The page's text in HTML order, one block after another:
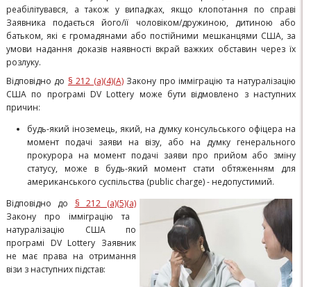
реабілітувався, а також у випадках, якщо клопотання по справі
Заявника подається його/її чоловіком/дружиною, дитиною або
батьком, які є громадянами або постійними мешканцями США, за
умови надання доказів наявності вкрай важких обставин через їх
розлуку.
Відповідно до § 212 (a)(4)(A)Закону про імміграцію та натуралізацію
США по програмі DV Lottery може бути відмовлено з наступних
причин:
будь-який іноземець, який, на думку консульського офіцера на
момент подачі заяви на візу, або на думку генерального
прокурора на момент подачі заяви про прийом або зміну
статусу, може в будь-який момент стати обтяженням для
американського суспільства (public charge) - недопустимий.
Відповідно до § 212 (a)(5)(a)
Закону про імміграцію та
натуралізацію США по
програмі DV Lottery Заявник
не має права на отримання
візи з наступних підстав: